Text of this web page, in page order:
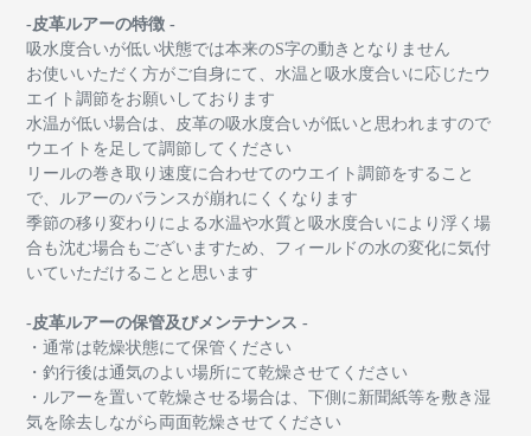
-皮革ルアーの特徴 -
吸水度合いが低い状態では本来のS字の動きとなりません
お使いいただく方がご自身にて、水温と吸水度合いに応じたウ
エイト調節をお願いしております
水温が低い場合は、皮革の吸水度合いが低いと思われますので
ウエイトを足して調節してください
リールの巻き取り速度に合わせてのウエイト調節をすること
で、ルアーのバランスが崩れにくくなります
季節の移り変わりによる水温や水質と吸水度合いにより浮く場
合も沈む場合もございますため、フィールドの水の変化に気付
いていただけることと思います
-皮革ルアーの保管及びメンテナンス -
・通常は乾燥状態にて保管ください
・釣行後は通気のよい場所にて乾燥させてください
・ルアーを置いて乾燥させる場合は、下側に新聞紙等を敷き湿
気を除去しながら両面乾燥させてください